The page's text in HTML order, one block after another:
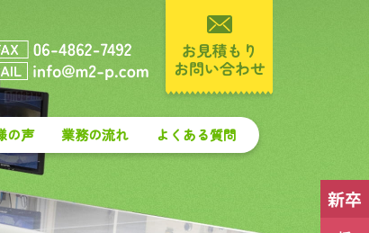
の声 業務の流れ よくある質問